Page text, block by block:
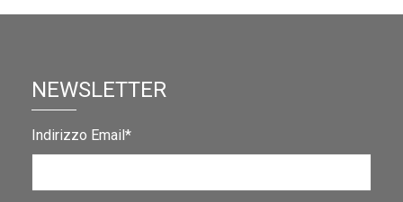
NEWSLETTER
Indirizzo Email*